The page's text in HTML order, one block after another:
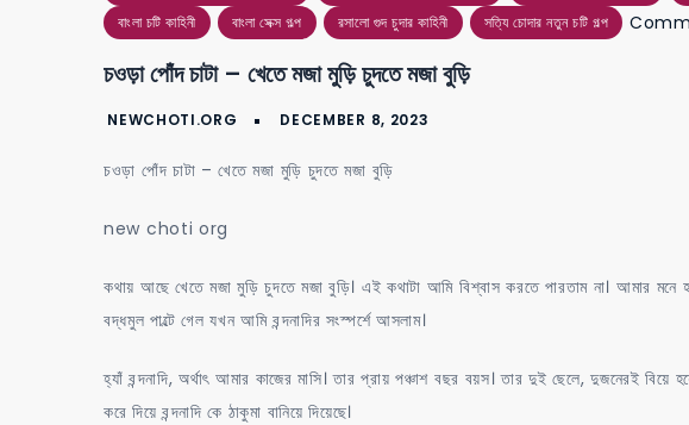
বাংলা চটি কাহিনী বাংলা সেক্স গল্প রসালো গুদ চুদার কাহিনী সত্যি চোদার নতুন চটি গল্প
চওড়া পোঁদ চাটা – খেতে মজা মুড়ি চুদতে মজা বুড়ি
চওড়া পোঁদ চাটা – খেতে মজা মুড়ি চুদতে মজা বুড়ি
new choti org
কথায় আছে খেতে মজা মুড়ি চুদতে মজা বুড়ি। এই কথাটা আমি বিশ্বাস করতে পারতাম না। আমার মনে
বদ্ধমুল পাল্টে গেল যখন আমি বন্দনাদির সংস্পর্শে আসলাম।
হ্যাঁ বন্দনাদি, অর্থাৎ আমার কাজের মাসি। তার প্রায় পঞ্চাশ বছর বয়স। তার দুই ছেলে, দুজনেরই বিয়ে
করে দিয়ে বন্দনাদি কে ঠাকুমা বানিয়ে দিয়েছে।